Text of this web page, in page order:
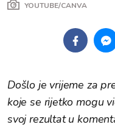
YOUTUBE/CANVA
Došlo je vrijeme za
koje se rijetko mogu
svoj rezultat u